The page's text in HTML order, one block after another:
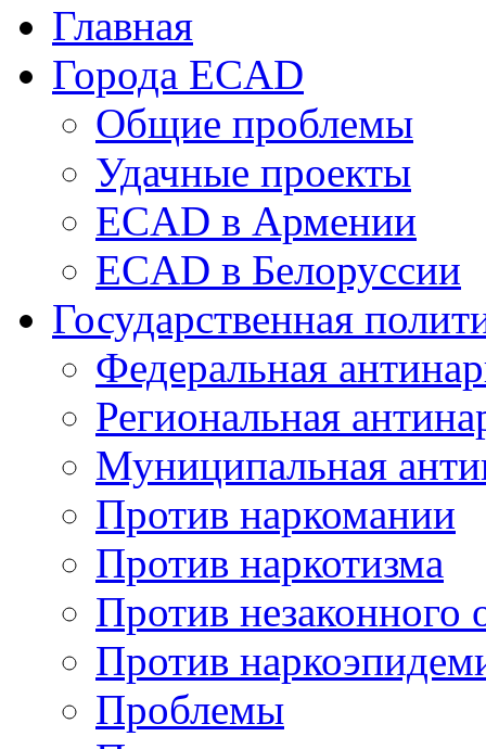
Главная
Города ECAD
Общие проблемы
Удачные проекты
ECAD в Армении
ECAD в Белоруссии
Государственная
Федеральная
Региональная
Муниципальная
Против наркомании
Против наркотизма
Против незаконного
Против
Проблемы